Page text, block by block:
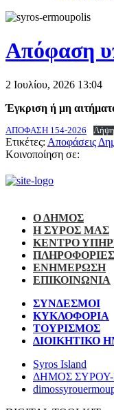
Απόφαση
2 Ιουλίου, 2026 13:04
Έγκριση ή μη
ΑΠΟΦΑΣΗ 154-2026 Λήψη
Ετικέτες: Αποφάσεις
Κοινοποίηση σε:
Ο ΔΗΜΟΣ
Η ΣΥΡΟΣ ΜΑΣ
ΚΕΝΤΡΟ
ΠΛΗΡΟΦΟΡΙΕΣ
ΕΝΗΜΕΡΩΣΗ
ΕΠΙΚΟΙΝΩΝΙΑ
ΣΥΝΔΕΣΜΟΙ
ΚΥΚΛΟΦΟΡΙΑ
ΤΟΥΡΙΣΜΟΣ
ΔΙΟΙΚΗΤΙΚΟ
Syros Island
ΔΗΜΟΣ